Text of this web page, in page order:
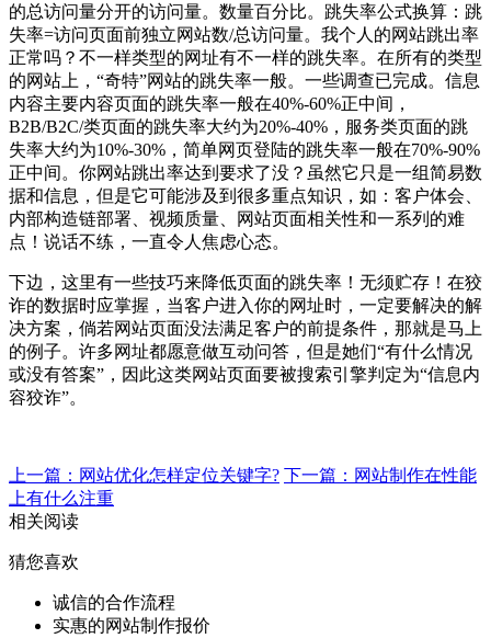
的总访问量分开的访问量。数量百分比。跳失率公式换算：跳
失率=访问页面前独立网站数/总访问量。我个人的网站跳出率
正常吗？不一样类型的网址有不一样的跳失率。在所有的类型
的网站上，“奇特”网站的跳失率一般。一些调查已完成。信息
内容主要内容页面的跳失率一般在40%-60%正中间，
B2B/B2C/类页面的跳失率大约为20%-40%，服务类页面的跳
失率大约为10%-30%，简单网页登陆的跳失率一般在70%-90%
正中间。你网站跳出率达到要求了没？虽然它只是一组简易数
据和信息，但是它可能涉及到很多重点知识，如：客户体会、
内部构造链部署、视频质量、网站页面相关性和一系列的难
点！说话不练，一直令人焦虑心态。
下边，这里有一些技巧来降低页面的跳失率！无须贮存！在狡
诈的数据时应掌握，当客户进入你的网址时，一定要解决的解
决方案，倘若网站页面没法满足客户的前提条件，那就是马上
的例子。许多网址都愿意做互动问答，但是她们“有什么情况
或没有答案”，因此这类网站页面要被搜索引擎判定为“信息内
容狡诈”。
上一篇：网站优化怎样定位关键字? 下一篇：网站制作在性能
上有什么注重
相关阅读
猜您喜欢
诚信的合作流程
实惠的网站制作报价